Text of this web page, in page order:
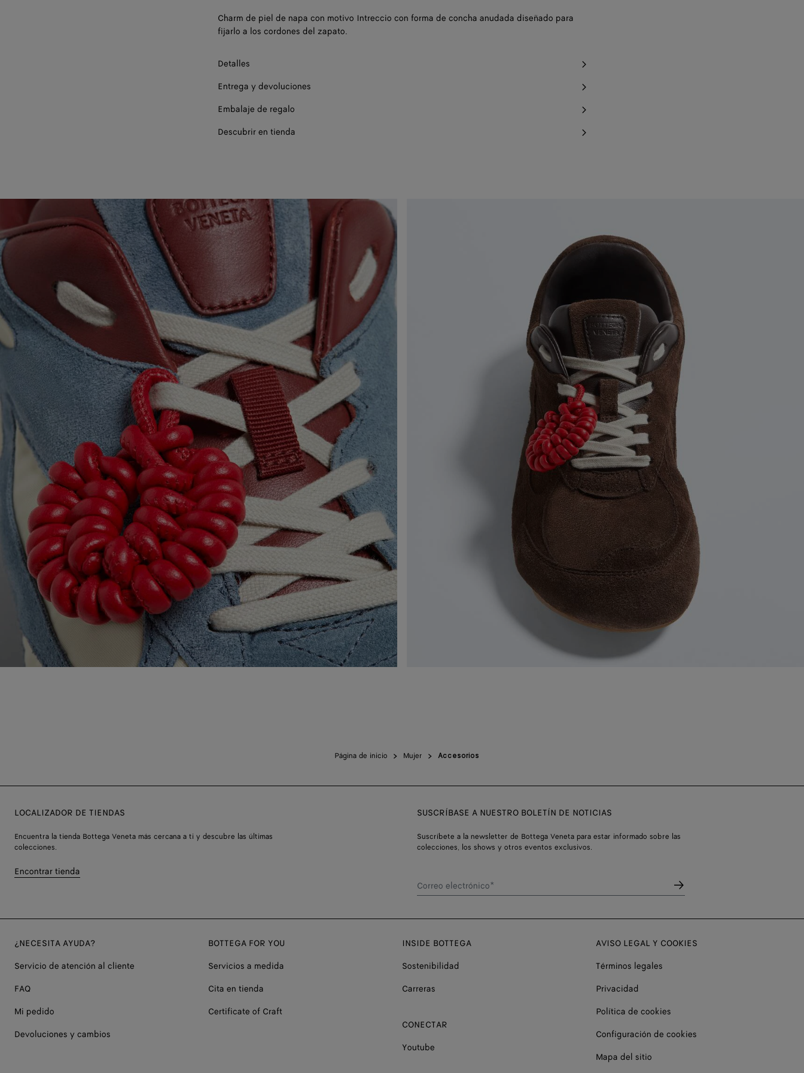
Charm de piel de napa con motivo Intreccio con forma de concha anudada diseñado para
fijarlo a los cordones del zapato.
Detalles
Entrega y devoluciones
Embalaje de regalo
Descubrir en tienda
Página de inicio Mujer Accesorios
LOCALIZADOR DE TIENDAS
Encuentra la tienda Bottega Veneta más cercana a ti y descubre las últimas
colecciones.
Encontrar tienda
SUSCRÍBASE A NUESTRO BOLETÍN DE NOTICIAS
Suscríbete a la newsletter de Bottega Veneta para estar informado sobre las
colecciones, los shows y otros eventos exclusivos.
Correo electrónico*
¿NECESITA AYUDA?
Servicio de atención al cliente
FAQ
Mi pedido
Devoluciones y cambios
BOTTEGA FOR YOU
Servicios a medida
Cita en tienda
Certificate of Craft
INSIDE BOTTEGA
Sostenibilidad
Carreras
CONECTAR
Youtube
AVISO LEGAL Y COOKIES
Términos legales
Privacidad
Política de cookies
Configuración de cookies
Mapa del sitio